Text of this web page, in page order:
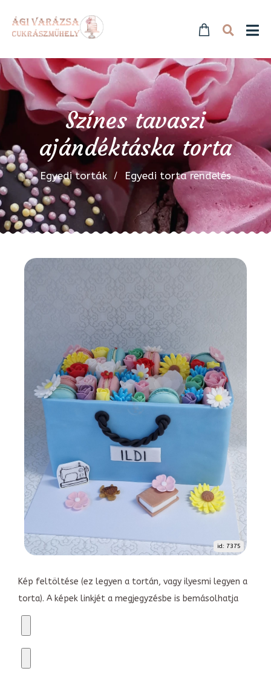
Színes tavaszi
ajándéktáska torta
Egyedi torták Egyedi torta rendelés
id: 7375
Kép feltöltése (ez legyen a tortán, vagy ilyesmi legyen a
torta). A képek linkjét a megjegyzésbe is bemásolhatja